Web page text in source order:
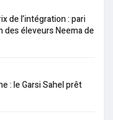
de l’intégration : pari
des éleveurs Neema de
: le Garsi Sahel prêt